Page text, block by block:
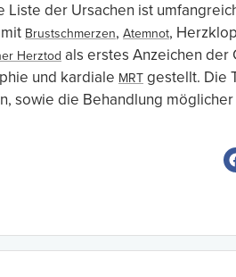
der Ursachen ist
Brustschmerzen, Atemnot,
Herztod als erstes Anzeichen der
und kardiale MRT gestellt. Die
sowie die Behandlung